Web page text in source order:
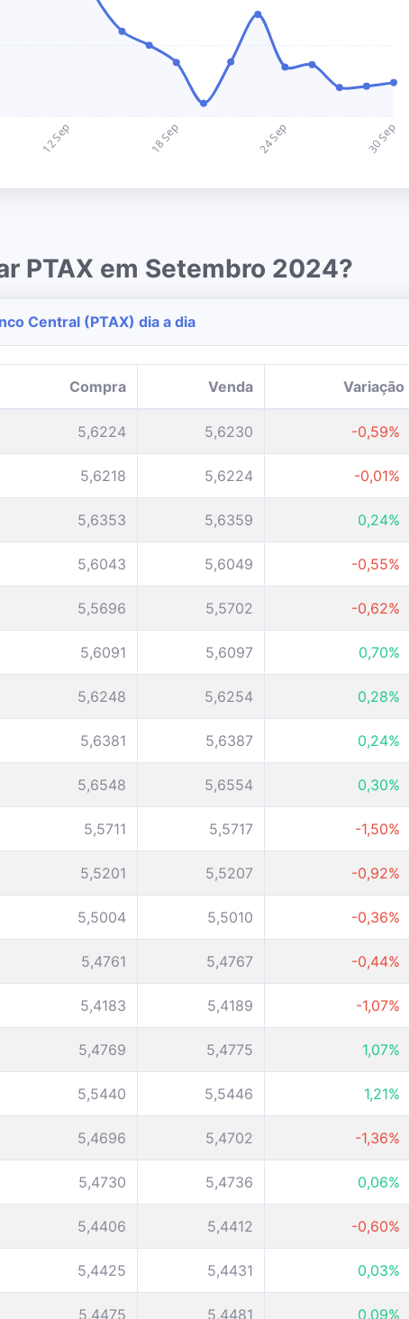
PTAX em Setembro 2024?
Central (PTAX) dia a dia
Compra Venda Variação
5,6224 5,6230 -0,59%
5,6218 5,6224 -0,01%
5,6353 5,6359 0,24%
5,6043 5,6049 -0,55%
5,5696 5,5702 -0,62%
5,6091 5,6097 0,70%
5,6248 5,6254 0,28%
5,6381 5,6387 0,24%
5,6548 5,6554 0,30%
5,5711 5,5717 -1,50%
5,5201 5,5207 -0,92%
5,5004 5,5010 -0,36%
5,4761 5,4767 -0,44%
5,4183 5,4189 -1,07%
5,4769 5,4775 1,07%
5,5440 5,5446 1,21%
5,4696 5,4702 -1,36%
5,4730 5,4736 0,06%
5,4406 5,4412 -0,60%
5,4425 5,4431 0,03%
5,4475 5,4481 0,09%